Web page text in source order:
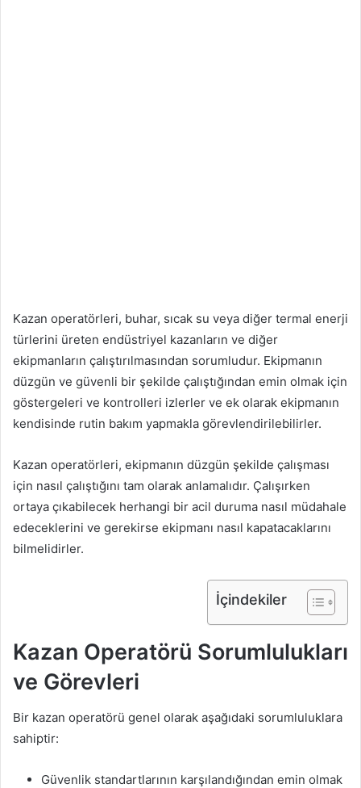
Kazan operatörleri, buhar, sıcak su veya diğer termal enerji
türlerini üreten endüstriyel kazanların ve diğer
ekipmanların çalıştırılmasından sorumludur. Ekipmanın
düzgün ve güvenli bir şekilde çalıştığından emin olmak için
göstergeleri ve kontrolleri izlerler ve ek olarak ekipmanın
kendisinde rutin bakım yapmakla görevlendirilebilirler.
Kazan operatörleri, ekipmanın düzgün şekilde çalışması
için nasıl çalıştığını tam olarak anlamalıdır. Çalışırken
ortaya çıkabilecek herhangi bir acil duruma nasıl müdahale
edeceklerini ve gerekirse ekipmanı nasıl kapatacaklarını
bilmelidirler.
İçindekiler
Kazan Operatörü Sorumlulukları
ve Görevleri
Bir kazan operatörü genel olarak aşağıdaki sorumluluklara
sahiptir:
Güvenlik standartlarının karşılandığından emin olmak